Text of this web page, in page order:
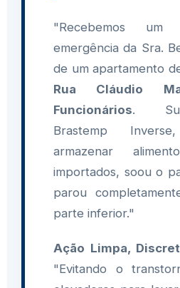
"Recebemos um
emergência da Sra.
de um apartamento
Rua Cláudio
Funcionários.
Brastemp
armazenar
importados, soou o
parou
parte inferior."
Ação Limpa,
"Evitando o